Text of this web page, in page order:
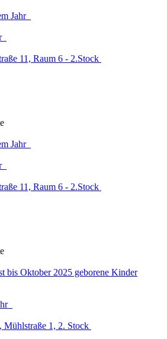
Jahr
11, Raum 6 - 2.Stock
Jahr
11, Raum 6 - 2.Stock
bis Oktober 2025 geborene Kinder
1, 2. Stock